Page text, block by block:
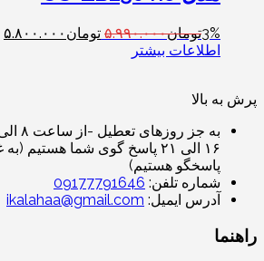
3%تومان۵.۹۹۰.۰۰۰ تومان ۵.۸۰۰.۰۰۰
اطلاعات بیشتر
پرش به بالا
۱۶ الی ۲۱ پاسخ گوی شما هستیم
پاسخگو هستیم)
شماره تلفن: 09177791646
آدرس ایمیل: ikalahaa@gmail.com
راهنما